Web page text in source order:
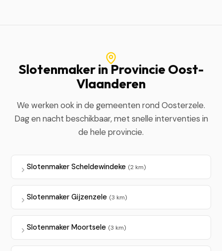
Slotenmaker in Provincie Oost-
Vlaanderen
We werken ook in de gemeenten rond Oosterzele.
Dag en nacht beschikbaar, met snelle interventies in
de hele provincie.
Slotenmaker Scheldewindeke (2 km)
Slotenmaker Gijzenzele (3 km)
Slotenmaker Moortsele (3 km)